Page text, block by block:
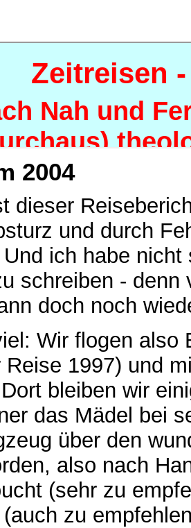
2004
dieser
und durch
ich habe
schreiben -
doch noch
Wir flogen also
Reise 1997) und
bleiben wir
das Mädel bei
über den
also nach
(sehr zu
zu